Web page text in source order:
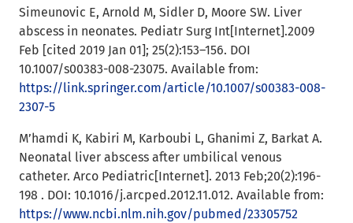
Simeunovic E, Arnold M, Sidler D, Moore SW. Liver
abscess in neonates. Pediatr Surg Int[Internet].2009
Feb [cited 2019 Jan 01]; 25(2):153–156. DOI
10.1007/s00383-008-23075. Available from:
https://link.springer.com/article/10.1007/s00383-008-
2307-5
M’hamdi K, Kabiri M, Karboubi L, Ghanimi Z, Barkat A.
Neonatal liver abscess after umbilical venous
catheter. Arco Pediatric[Internet]. 2013 Feb;20(2):196-
198 . DOI: 10.1016/j.arcped.2012.11.012. Available from:
https://www.ncbi.nlm.nih.gov/pubmed/23305752